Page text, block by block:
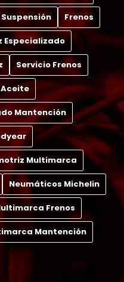
Frenos
Especializado
Servicio Frenos
Mantención
Multimarca
Neumáticos Michelin
Frenos
Mantención